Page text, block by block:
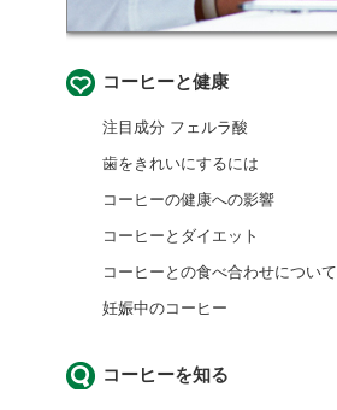
コーヒーと健康
注目成分 フェルラ酸
歯をきれいにするには
コーヒーの健康への影響
コーヒーとダイエット
コーヒーとの食べ合わせについて
妊娠中のコーヒー
コーヒーを知る